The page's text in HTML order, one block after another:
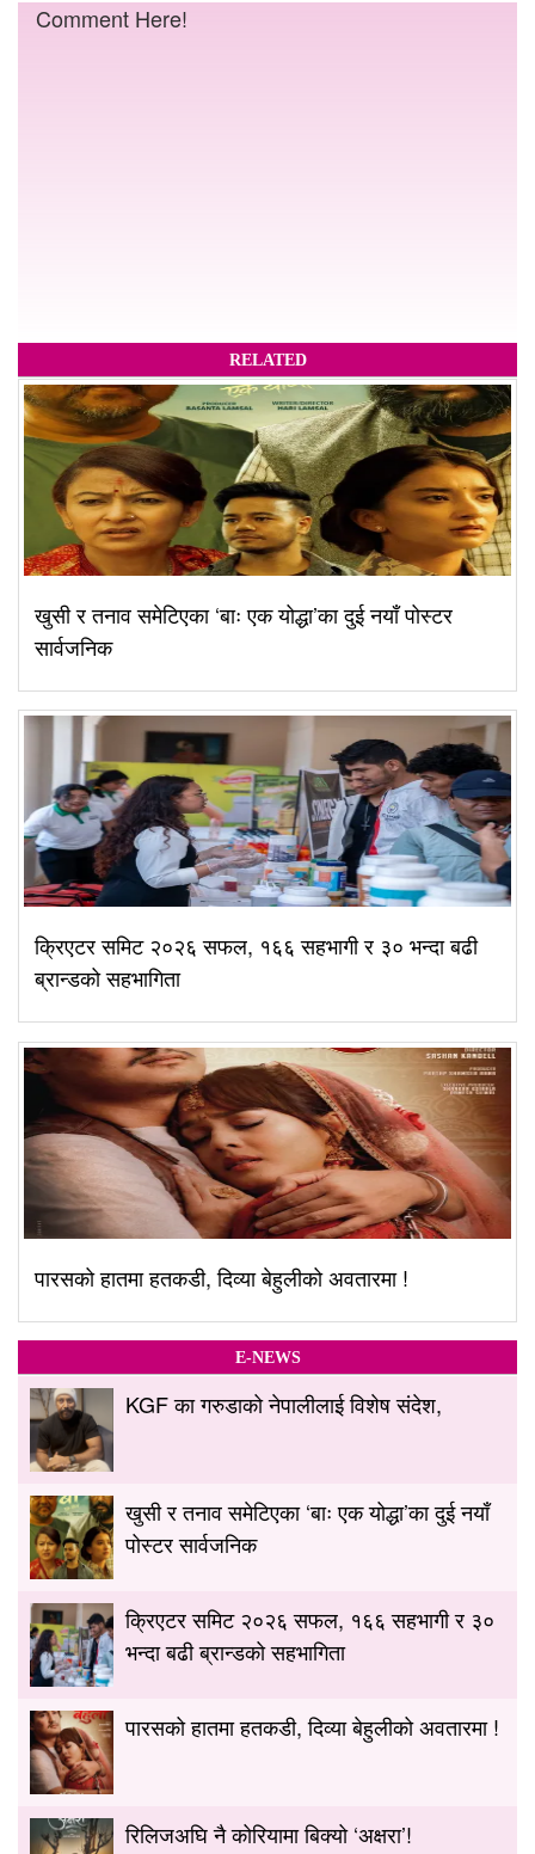
Comment Here!
RELATED
खुसी र तनाव समेटिएका ‘बाः एक योद्धा’का दुई नयाँ पोस्टर
सार्वजनिक
क्रिएटर समिट २०२६ सफल, १६६ सहभागी र ३० भन्दा बढी
ब्रान्डको सहभागिता
पारसको हातमा हतकडी, दिव्या बेहुलीको अवतारमा !
E-NEWS
KGF का गरुडाको नेपालीलाई विशेष संदेश,
खुसी र तनाव समेटिएका ‘बाः एक योद्धा’का दुई नयाँ
पोस्टर सार्वजनिक
क्रिएटर समिट २०२६ सफल, १६६ सहभागी र ३०
भन्दा बढी ब्रान्डको सहभागिता
पारसको हातमा हतकडी, दिव्या बेहुलीको अवतारमा !
रिलिजअघि नै कोरियामा बिक्यो ‘अक्षरा’!